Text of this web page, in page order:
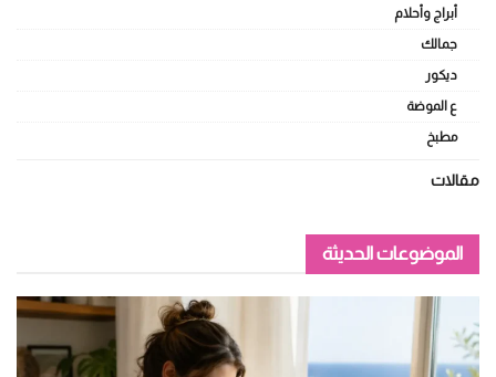
أبراج وأحلام
جمالك
ديكور
ع الموضة
مطبخ
مقالات
الموضوعات الحديثة